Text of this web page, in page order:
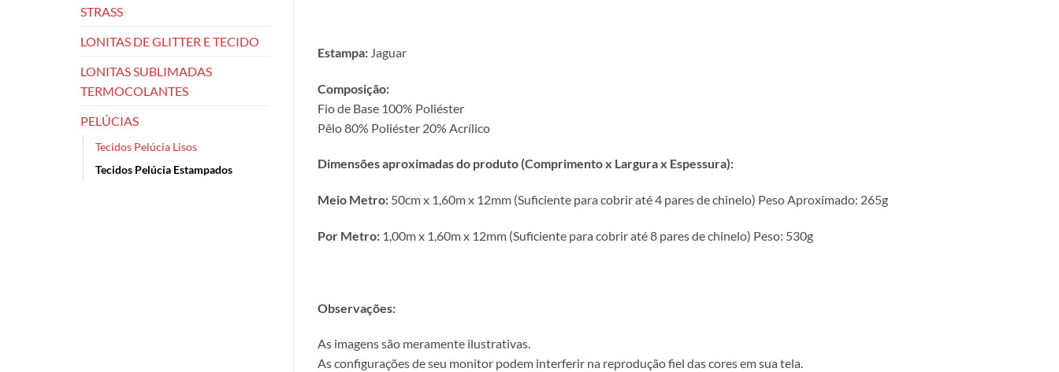
STRASS
LONITAS DE GLITTER E TECIDO
LONITAS SUBLIMADAS
TERMOCOLANTES
PELÚCIAS
Tecidos Pelúcia Lisos
Tecidos Pelúcia Estampados
Estampa: Jaguar
Composição:
Fio de Base 100% Poliéster
Pêlo 80% Poliéster 20% Acrílico
Dimensões aproximadas do produto (Comprimento x Largura x Espessura):
Meio Metro: 50cm x 1,60m x 12mm (Suficiente para cobrir até 4 pares de chinelo) Peso Aproximado: 265g
Por Metro: 1,00m x 1,60m x 12mm (Suficiente para cobrir até 8 pares de chinelo) Peso: 530g
Observações:
As imagens são meramente ilustrativas.
As configurações de seu monitor podem interferir na reprodução fiel das cores em sua tela.